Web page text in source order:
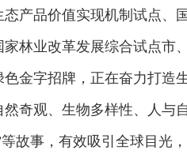
产品价值实现机制试点、
林业改革发展综合试点市
金字招牌，正在奋力打造
奇观、生物多样性、人与
故事，有效吸引全球目光